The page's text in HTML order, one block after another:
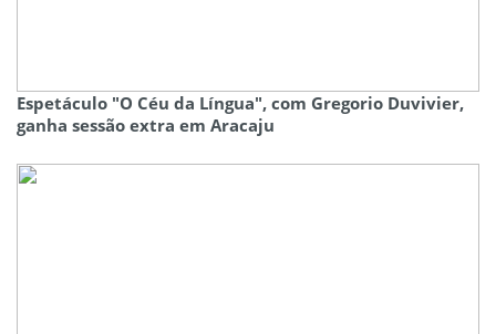
Espetáculo "O Céu da Língua", com Gregorio Duvivier,
ganha sessão extra em Aracaju